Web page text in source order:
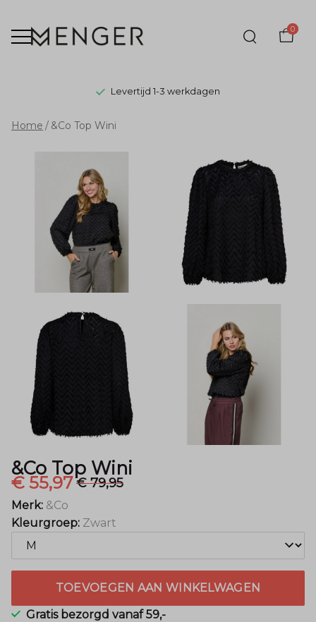
0
Levertijd 1-3 werkdagen
&Co
Wini
Menger
Mode
Home &Co Top Wini
&Co Top Wini
€ 55,97€ 79,95
Merk: &Co
Kleurgroep: Zwart
TOEVOEGEN AAN WINKELWAGEN
Gratis bezorgd vanaf 59,-